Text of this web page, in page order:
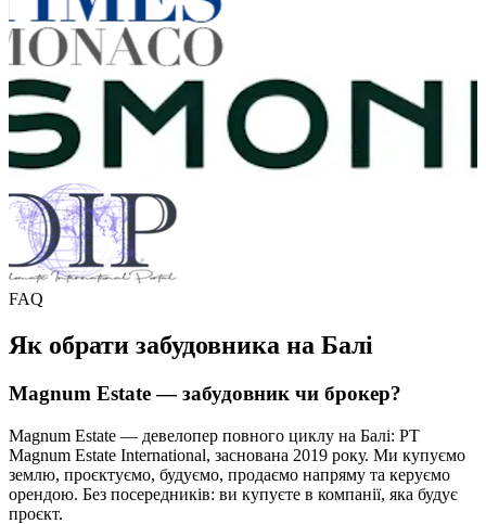
FAQ
Як обрати забудовника на Балі
Magnum Estate — забудовник чи брокер?
Magnum Estate — девелопер повного циклу на Балі: PT
Magnum Estate International, заснована 2019 року. Ми купуємо
землю, проєктуємо, будуємо, продаємо напряму та керуємо
орендою. Без посередників: ви купуєте в компанії, яка будує
проєкт.